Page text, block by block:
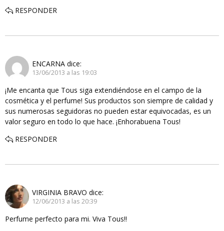
RESPONDER
ENCARNA dice:
13/06/2013 a las 19:03
¡Me encanta que Tous siga extendiéndose en el campo de la
cosmética y el perfume! Sus productos son siempre de calidad y
sus numerosas seguidoras no pueden estar equivocadas, es un
valor seguro en todo lo que hace. ¡Enhorabuena Tous!
RESPONDER
VIRGINIA BRAVO dice:
12/06/2013 a las 20:39
Perfume perfecto para mi. Viva Tous!!